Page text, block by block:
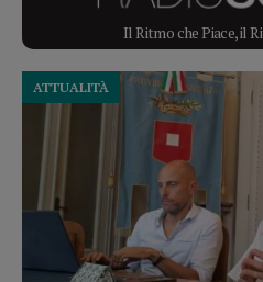
Il Ritmo che Piace, il
ATTUALITÀ